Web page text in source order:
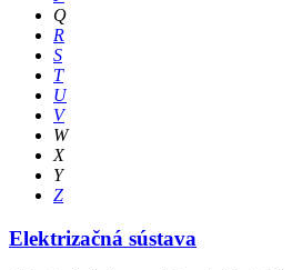
Q
R
S
T
U
V
W
X
Y
Z
Elektrizačná sústava